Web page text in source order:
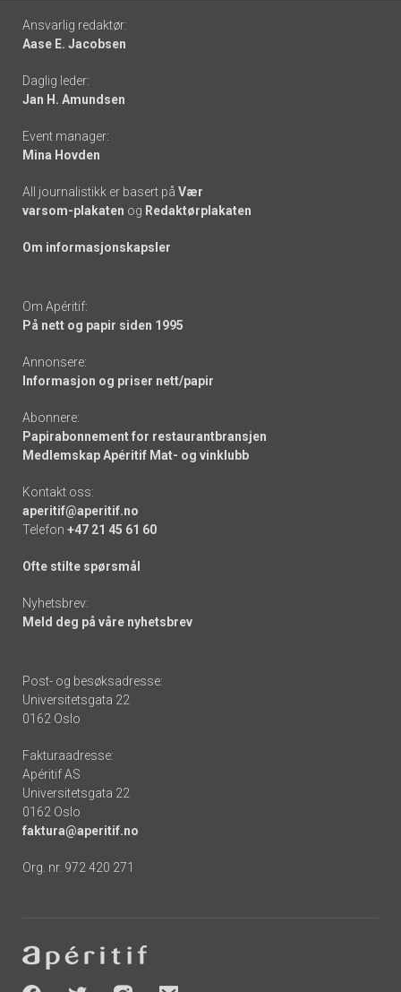
Footer
-
links
Ansvarlig redaktør:
Aase E. Jacobsen
Daglig leder:
Jan H. Amundsen
Event manager:
Mina Hovden
All journalistikk er basert på Vær
varsom-plakaten og Redaktørplakaten
Om informasjonskapsler
Om Apéritif:
På nett og papir siden 1995
Annonsere:
Informasjon og priser nett/papir
Abonnere:
Papirabonnement for restaurantbransjen
Medlemskap Apéritif Mat- og vinklubb
Kontakt oss:
aperitif@aperitif.no
Telefon +47 21 45 61 60
Ofte stilte spørsmål
Nyhetsbrev:
Meld deg på våre nyhetsbrev
Post- og besøksadresse:
Universitetsgata 22
0162 Oslo
Fakturaadresse:
Apéritif AS
Universitetsgata 22
0162 Oslo
faktura@aperitif.no
Org. nr. 972 420 271
-